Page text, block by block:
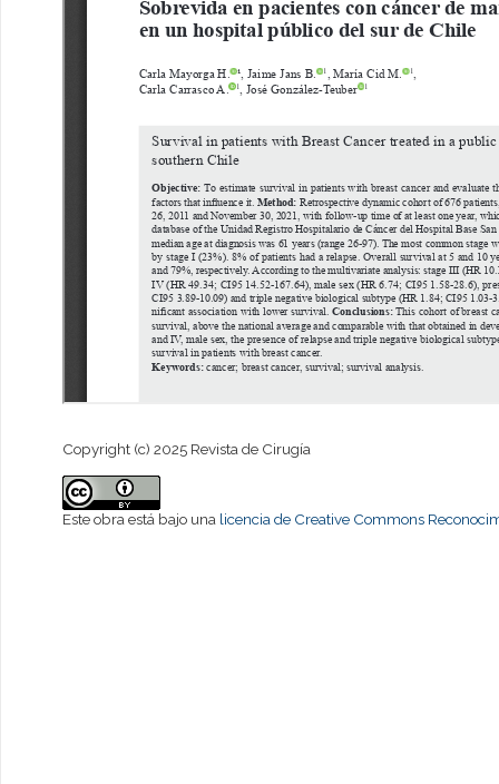
Copyright (c) 2025 Revista de Cirugía
Este obra está bajo una licencia de Creative Commons